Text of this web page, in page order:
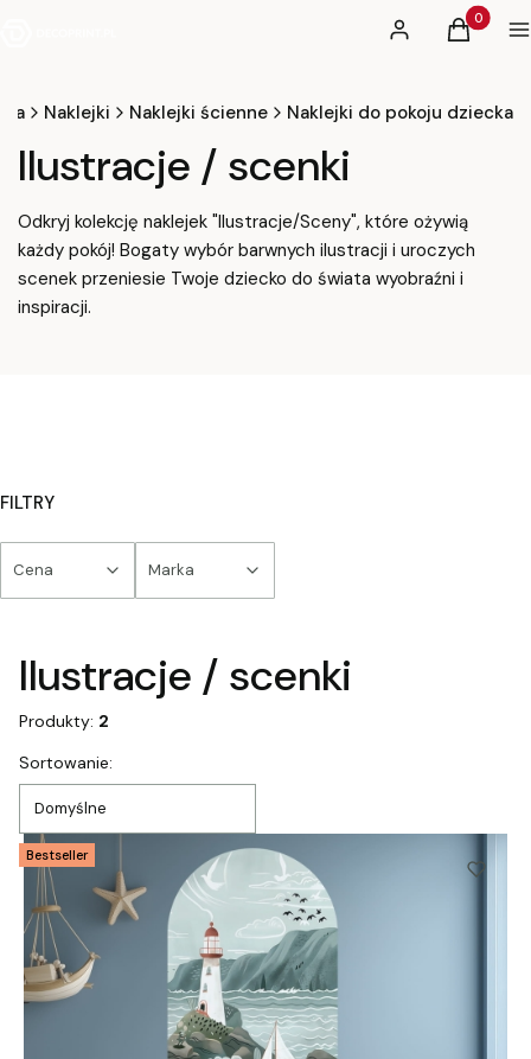
Zaloguj sięProdukty
Koszyk
Naklejki Naklejki ścienne Naklejki do pokoju dziecka
Ilustracje / scenki
Odkryj kolekcję naklejek "Ilustracje/Sceny", które ożywią
każdy pokój! Bogaty wybór barwnych ilustracji i uroczych
scenek przeniesie Twoje dziecko do świata wyobraźni i
inspiracji.
FILTRY
Cena Marka
Ilustracje / scenki
Produkty: 2
Lista produktów
Sortowanie:
Domyślne
Bestseller